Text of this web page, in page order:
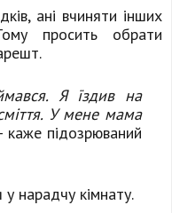
ані вчиняти інших
просить обрати
Я їздив на
У мене мама
каже підозрюваний
нарадчу кімнату.